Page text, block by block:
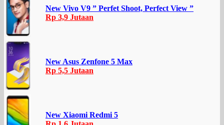
New Vivo V9 ” Perfet Shoot, Perfect View ”
Rp 3,9 Jutaan
New Asus Zenfone 5 Max
Rp 5,5 Jutaan
New Xiaomi Redmi 5